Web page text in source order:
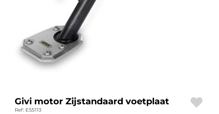
SPORTKLEDING
AANBIEDINGEN EN GOEDE DEALS
CADEAUBONNEN
MERKEN
Givi motor Zijstandaard voetplaat
Ref: ES5113